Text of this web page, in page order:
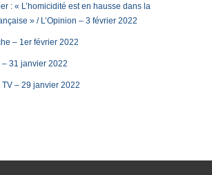
: « L’homicidité est en hausse dans la
» / L’Opinion – 3 février 2022
– 1er février 2022
– 31 janvier 2022
TV – 29 janvier 2022